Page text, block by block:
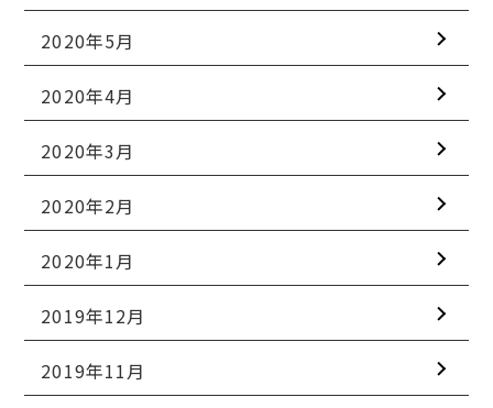
2020年5月
2020年4月
2020年3月
2020年2月
2020年1月
2019年12月
2019年11月